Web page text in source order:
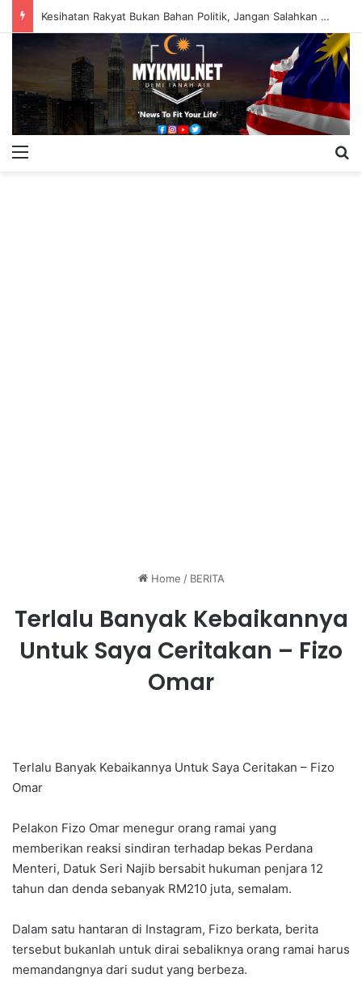
Kesihatan Rakyat Bukan Bahan Politik, Jangan Salahkan Onn Hafiz – Haslinda Salleh
Home / BERITA
Terlalu Banyak Kebaikannya
Untuk Saya Ceritakan – Fizo
Omar
Terlalu Banyak Kebaikannya Untuk Saya Ceritakan – Fizo
Omar
Pelakon Fizo Omar menegur orang ramai yang
memberikan reaksi sindiran terhadap bekas Perdana
Menteri, Datuk Seri Najib bersabit hukuman penjara 12
tahun dan denda sebanyak RM210 juta, semalam.
Dalam satu hantaran di Instagram, Fizo berkata, berita
tersebut bukanlah untuk dirai sebaliknya orang ramai harus
memandangnya dari sudut yang berbeza.